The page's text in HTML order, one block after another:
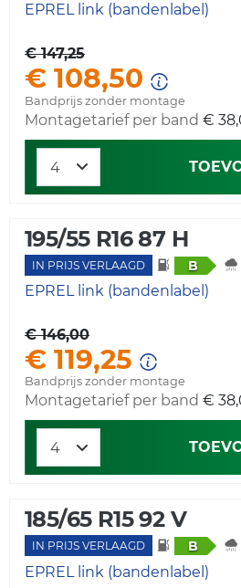
EPREL link (bandenlabel)
€ 147,25
€ 108,50
Bandprijs zonder montage
Montagetarief per band €
195/55 R16 87 H
IN PRIJS VERLAAGD B
EPREL link (bandenlabel)
€ 146,00
€ 119,25
Bandprijs zonder montage
Montagetarief per band €
185/65 R15 92 V
IN PRIJS VERLAAGD B
EPREL link (bandenlabel)